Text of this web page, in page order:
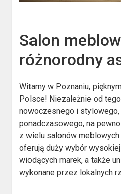
Salon
różnorodny
Witamy w Poznaniu,
Polsce! Niezależnie od
nowoczesnego i
ponadczasowego, na
z wielu salonów
oferują duży wybór
wiodących marek, a także
wykonane przez lokalnych